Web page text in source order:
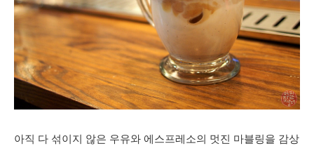
아직 다 섞이지 않은 우유와 에스프레소의 멋진 마블링을 감상